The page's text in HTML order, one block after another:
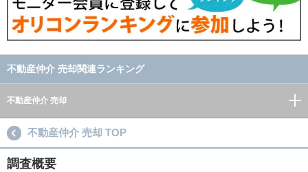
不動産仲介 売却関連ランキング
不動産仲介 売却
不動産仲介 売却 TOP
調査概要